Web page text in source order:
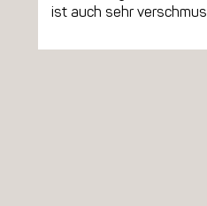
ist auch sehr